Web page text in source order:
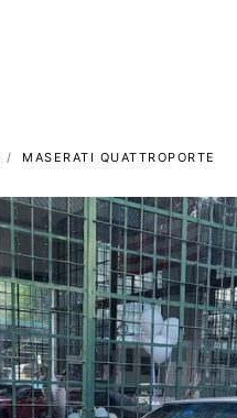
MASERATI QUATTROPORTE